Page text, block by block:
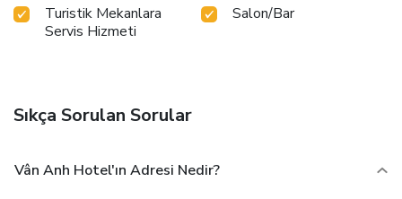
Turistik Mekanlara
Servis Hizmeti
Salon/Bar
Sıkça Sorulan Sorular
Vân Anh Hotel'ın Adresi Nedir?